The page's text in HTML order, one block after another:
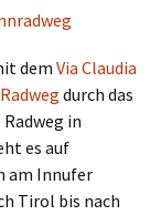
dem Via Claudia
durch das
in
es auf
am Innufer
Tirol bis nach